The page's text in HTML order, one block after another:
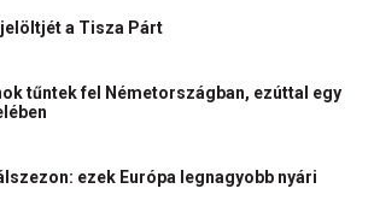
a Tisza Párt
tűntek fel Németországban, ezúttal egy
ezek Európa legnagyobb nyári